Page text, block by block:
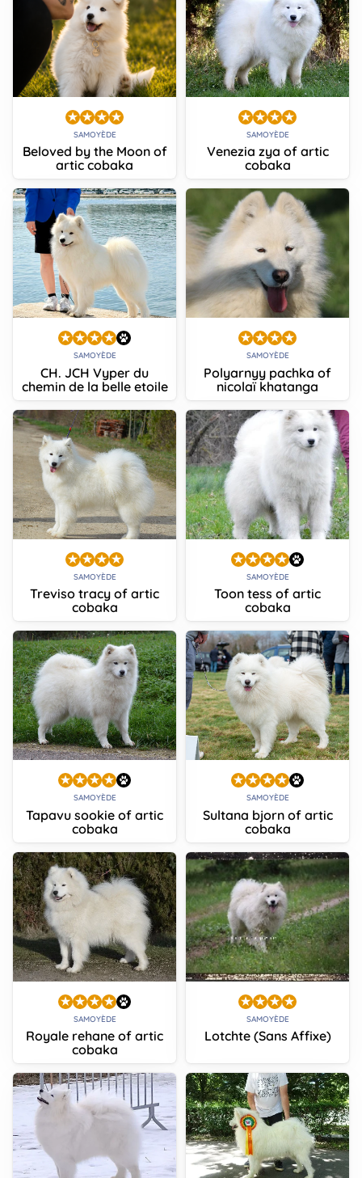
SAMOYÈDE
Beloved by the Moon of
artic cobaka
SAMOYÈDE
Venezia zya of artic
cobaka
SAMOYÈDE
CH. JCH Vyper du
chemin de la belle etoile
SAMOYÈDE
Polyarnyy pachka of
nicolaï khatanga
SAMOYÈDE
Treviso tracy of artic
cobaka
SAMOYÈDE
Toon tess of artic
cobaka
SAMOYÈDE
Tapavu sookie of artic
cobaka
SAMOYÈDE
Sultana bjorn of artic
cobaka
SAMOYÈDE
Royale rehane of artic
cobaka
SAMOYÈDE
Lotchte (Sans Affixe)